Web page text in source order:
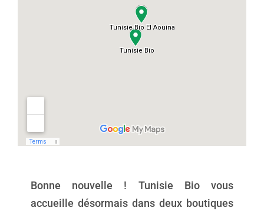
Bonne nouvelle ! Tunisie Bio vous
accueille désormais dans deux boutiques